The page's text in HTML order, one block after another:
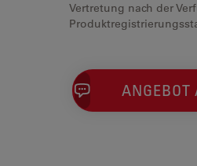
Vertretung nach der
ANGEBOT